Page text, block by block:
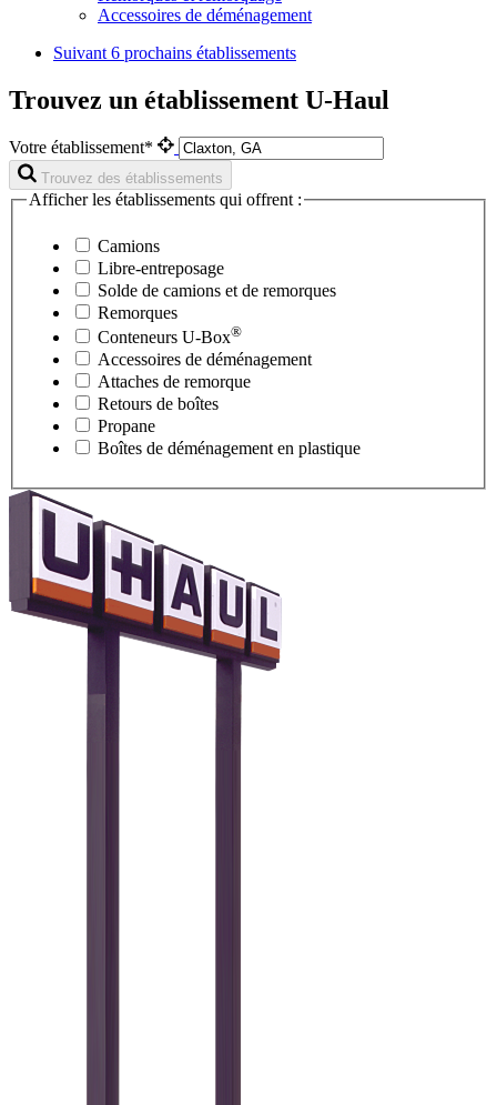
Accessoires de déménagement
Suivant 6 prochains établissements
Trouvez un établissement U-Haul
Votre établissement*
Trouvez des établissements
Afficher les établissements qui offrent :
Camions
Libre-entreposage
Solde de camions et de remorques
Remorques
Conteneurs U-Box®
Accessoires de déménagement
Attaches de remorque
Retours de boîtes
Propane
Boîtes de déménagement en plastique